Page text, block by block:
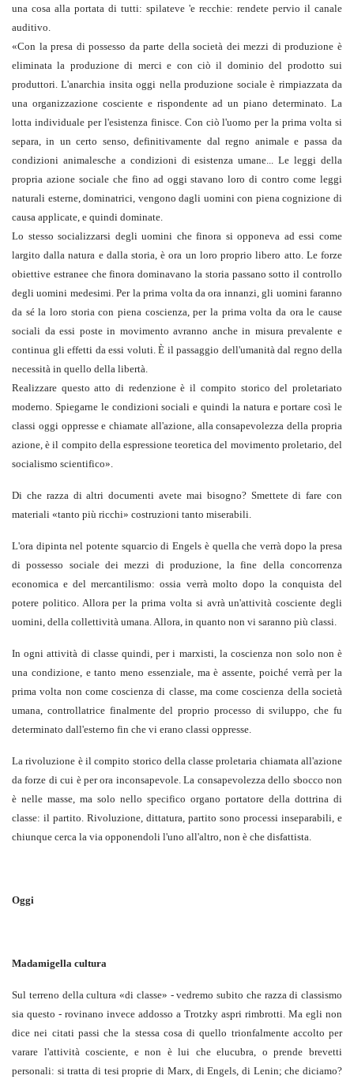
una cosa alla portata di tutti: spilateve 'e recchie: rendete pervio il canale
auditivo.
«Con la presa di possesso da parte della società dei mezzi di produzione è
eliminata la produzione di merci e con ciò il dominio del prodotto sui
produttori. L'anarchia insita oggi nella produzione sociale è rimpiazzata da
una organizzazione cosciente e rispondente ad un piano determinato. La
lotta individuale per l'esistenza finisce. Con ciò l'uomo per la prima volta si
separa, in un certo senso, definitivamente dal regno animale e passa da
condizioni animalesche a condizioni di esistenza umane... Le leggi della
propria azione sociale che fino ad oggi stavano loro di contro come leggi
naturali esterne, dominatrici, vengono dagli uomini con piena cognizione di
causa applicate, e quindi dominate.
Lo stesso socializzarsi degli uomini che finora si opponeva ad essi come
largito dalla natura e dalla storia, è ora un loro proprio libero atto. Le forze
obiettive estranee che finora dominavano la storia passano sotto il controllo
degli uomini medesimi. Per la prima volta da ora innanzi, gli uomini faranno
da sé la loro storia con piena coscienza, per la prima volta da ora le cause
sociali da essi poste in movimento avranno anche in misura prevalente e
continua gli effetti da essi voluti. È il passaggio dell'umanità dal regno della
necessità in quello della libertà.
Realizzare questo atto di redenzione è il compito storico del proletariato
moderno. Spiegarne le condizioni sociali e quindi la natura e portare così le
classi oggi oppresse e chiamate all'azione, alla consapevolezza della propria
azione, è il compito della espressione teoretica del movimento proletario, del
socialismo scientifico».
Di che razza di altri documenti avete mai bisogno? Smettete di fare con
materiali «tanto più ricchi» costruzioni tanto miserabili.
L'ora dipinta nel potente squarcio di Engels è quella che verrà dopo la presa
di possesso sociale dei mezzi di produzione, la fine della concorrenza
economica e del mercantilismo: ossia verrà molto dopo la conquista del
potere politico. Allora per la prima volta si avrà un'attività cosciente degli
uomini, della collettività umana. Allora, in quanto non vi saranno più classi.
In ogni attività di classe quindi, per i marxisti, la coscienza non solo non è
una condizione, e tanto meno essenziale, ma è assente, poiché verrà per la
prima volta non come coscienza di classe, ma come coscienza della società
umana, controllatrice finalmente del proprio processo di sviluppo, che fu
determinato dall'esterno fin che vi erano classi oppresse.
La rivoluzione è il compito storico della classe proletaria chiamata all'azione
da forze di cui è per ora inconsapevole. La consapevolezza dello sbocco non
è nelle masse, ma solo nello specifico organo portatore della dottrina di
classe: il partito. Rivoluzione, dittatura, partito sono processi inseparabili, e
chiunque cerca la via opponendoli l'uno all'altro, non è che disfattista.
Oggi
Madamigella cultura
Sul terreno della cultura «di classe» - vedremo subito che razza di classismo
sia questo - rovinano invece addosso a Trotzky aspri rimbrotti. Ma egli non
dice nei citati passi che la stessa cosa di quello trionfalmente accolto per
varare l'attività cosciente, e non è lui che elucubra, o prende brevetti
personali: si tratta di tesi proprie di Marx, di Engels, di Lenin; che diciamo?